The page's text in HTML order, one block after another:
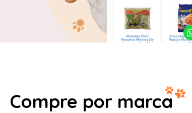
Compre por marca